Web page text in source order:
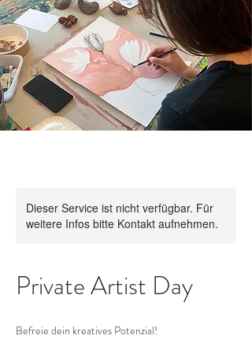
Dieser Service ist nicht verfügbar. Für
weitere Infos bitte Kontakt aufnehmen.
Private Artist Day
Befreie dein kreatives Potenzial!